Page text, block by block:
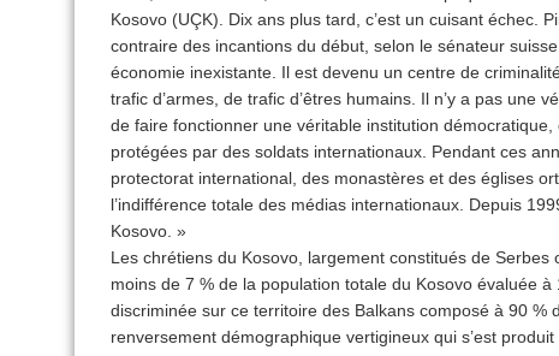
Kosovo (UÇK). Dix ans plus tard, c’est un cuisant échec.
contraire des incantions du début, selon le sénateur
économie inexistante. Il est devenu un centre de
trafic d’armes, de trafic d’êtres humains. Il n’y a pas une
de faire fonctionner une véritable institution
protégées par des soldats internationaux. Pendant ces
protectorat international, des monastères et des églises
l’indifférence totale des médias internationaux. Depuis
Kosovo. »
Les chrétiens du Kosovo, largement constitués de Serbes
moins de 7 % de la population totale du Kosovo évaluée à
discriminée sur ce territoire des Balkans composé à 90 %
renversement démographique vertigineux qui s’est